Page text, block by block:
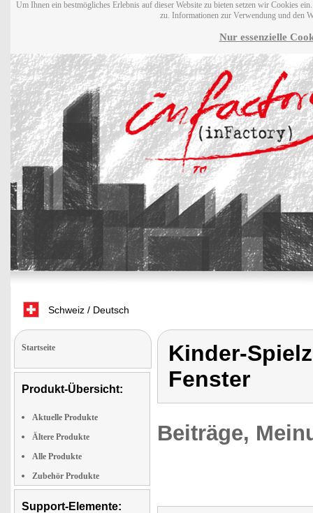
Um Ihnen ein bestmögliches Erlebnis auf dieser Website zu bieten setzen wir Cookies
zu. Informationen zur Verwendung und den
Nur essenzielle
Schweiz / Deutsch
Startseite
Produkt-Übersicht:
Aktuelle Produkte
Ältere Produkte
Alle Produkte
Zubehör Produkte
Support-Elemente:
Kinder-
Fenster
Beiträge,